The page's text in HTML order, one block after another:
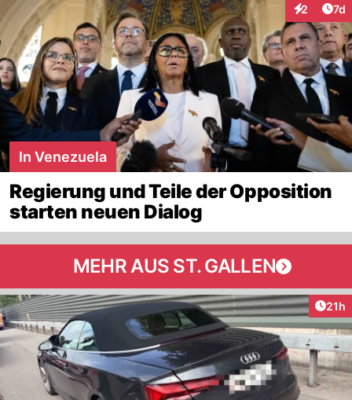
2 7d
In Venezuela
Regierung und Teile der Opposition
starten neuen Dialog
MEHR AUS ST. GALLEN
21h